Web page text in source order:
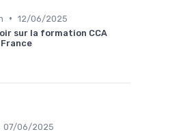
• 12/06/2025
sur la formation CCA
07/06/2025